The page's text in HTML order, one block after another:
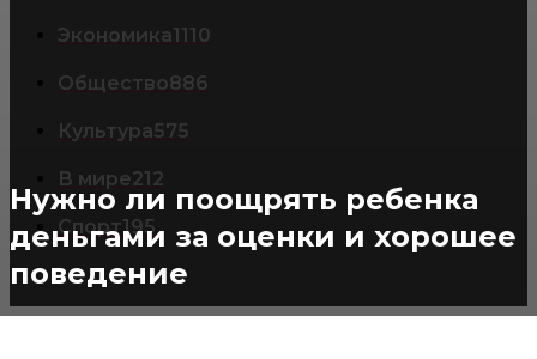
Нужно ли поощрять ребенка
деньгами за оценки и хорошее
поведение
Экономика1110
Общество886
Культура575
В мире212
Спорт195